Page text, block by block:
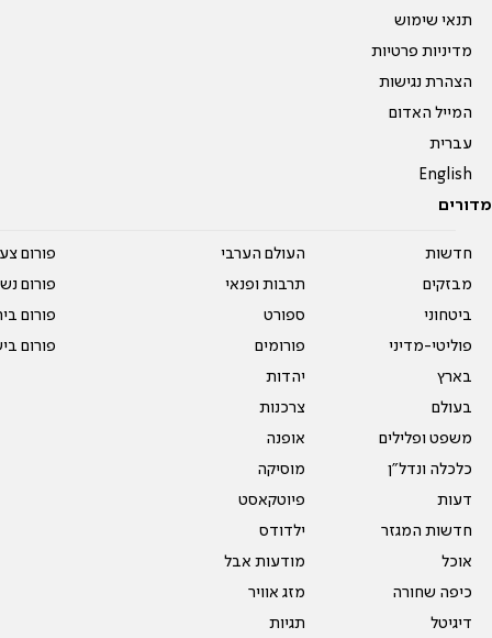
תנאי שימוש
מדיניות פרטיות
הצהרת נגישות
המייל האדום
עברית
English
מדורים
חדשות
מבזקים
ביטחוני
פוליטי-מדיני
בארץ
בעולם
משפט ופלילים
כלכלה ונדל"ן
דעות
חדשות המגזר
אוכל
כיפה שחורה
דיגיטל
העולם הערבי
תרבות ופנאי
ספורט
פורומים
יהדות
צרכנות
אופנה
מוסיקה
פיוטקאסט
ילדודס
מודעות אבל
מזג אוויר
תגיות
פורום
פורום
פורום
פורום